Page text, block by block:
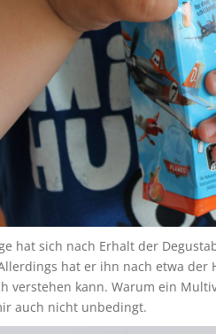
hat sich nach Erhalt der
hat er ihn nach etwa der
verstehen kann. Warum ein
auch nicht unbedingt.